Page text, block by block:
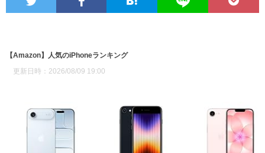
【Amazon】人気のiPhoneランキング
更新日時：2026/08/09 19:00